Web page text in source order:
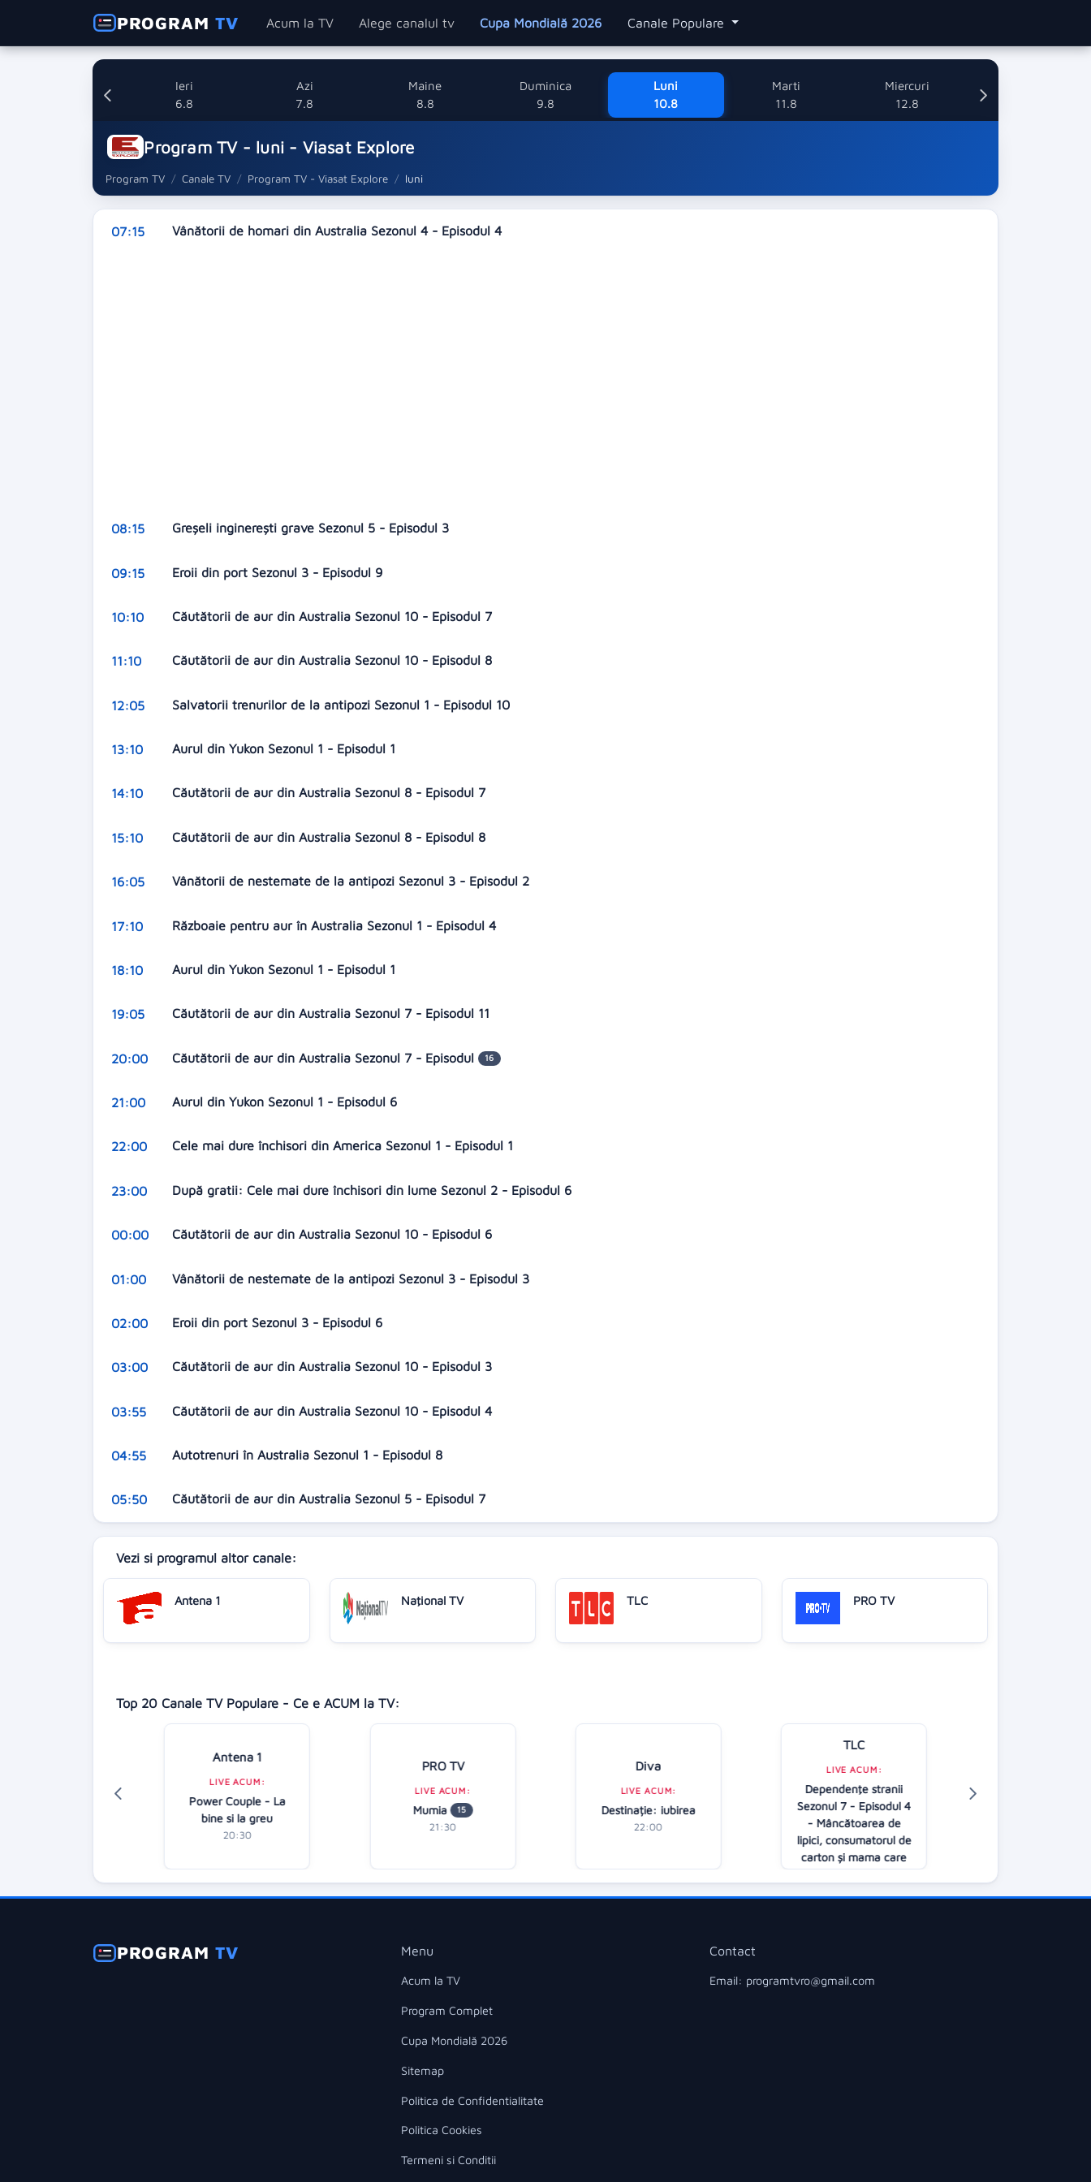
PROGRAMTV Acum la TV Alege canalul tv Cupa Mondială 2026 Canale Populare
Ieri
6.8
Azi
7.8
Maine
8.8
Duminica
9.8
Luni
10.8
Marti
11.8
Miercuri
12.8
Program TV - luni - Viasat Explore
Program TV Canale TV Program TV - Viasat Explore luni
07:15 Vânătorii de homari din Australia Sezonul 4 - Episodul 4
08:15 Greșeli inginerești grave Sezonul 5 - Episodul 3
09:15 Eroii din port Sezonul 3 - Episodul 9
10:10 Căutătorii de aur din Australia Sezonul 10 - Episodul 7
11:10 Căutătorii de aur din Australia Sezonul 10 - Episodul 8
12:05 Salvatorii trenurilor de la antipozi Sezonul 1 - Episodul 10
13:10 Aurul din Yukon Sezonul 1 - Episodul 1
14:10 Căutătorii de aur din Australia Sezonul 8 - Episodul 7
15:10 Căutătorii de aur din Australia Sezonul 8 - Episodul 8
16:05 Vânătorii de nestemate de la antipozi Sezonul 3 - Episodul 2
17:10 Războaie pentru aur în Australia Sezonul 1 - Episodul 4
18:10 Aurul din Yukon Sezonul 1 - Episodul 1
19:05 Căutătorii de aur din Australia Sezonul 7 - Episodul 11
20:00 Căutătorii de aur din Australia Sezonul 7 - Episodul 16
21:00 Aurul din Yukon Sezonul 1 - Episodul 6
22:00 Cele mai dure închisori din America Sezonul 1 - Episodul 1
23:00 După gratii: Cele mai dure închisori din lume Sezonul 2 - Episodul 6
00:00 Căutătorii de aur din Australia Sezonul 10 - Episodul 6
01:00 Vânătorii de nestemate de la antipozi Sezonul 3 - Episodul 3
02:00 Eroii din port Sezonul 3 - Episodul 6
03:00 Căutătorii de aur din Australia Sezonul 10 - Episodul 3
03:55 Căutătorii de aur din Australia Sezonul 10 - Episodul 4
04:55 Autotrenuri în Australia Sezonul 1 - Episodul 8
05:50 Căutătorii de aur din Australia Sezonul 5 - Episodul 7
Vezi si programul altor canale:
Antena 1 Naţional TV TLC PRO TV
Top 20 Canale TV Populare - Ce e ACUM la TV:
Antena 1
LIVE ACUM:
Power Couple - La
bine si la greu
20:30
PRO TV
LIVE ACUM:
Mumia 15
21:30
Diva
LIVE ACUM:
Destinație: iubirea
22:00
TLC
LIVE ACUM:
Dependenţe stranii
Sezonul 7 - Episodul 4
- Mâncătoarea de
lipici, consumatorul de
carton și mama care
nu renunță la alăptat
PROGRAMTV Menu
Acum la TV
Program Complet
Cupa Mondială 2026
Sitemap
Politica de Confidentialitate
Politica Cookies
Termeni si Conditii
Contact
Email: programtvro@gmail.com